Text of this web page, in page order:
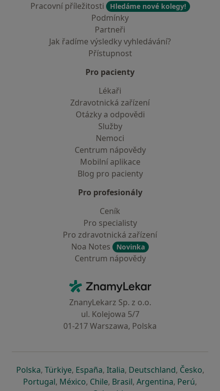
Pracovní příležitosti
Hledáme nové kolegy!
Podmínky
Partneři
Jak řadíme výsledky vyhledávání?
Přístupnost
Pro pacienty
Lékaři
Zdravotnická zařízení
Otázky a odpovědi
Služby
Nemoci
Centrum nápovědy
Mobilní aplikace
Blog pro pacienty
Pro profesionály
Ceník
Pro specialisty
Pro zdravotnická zařízení
Noa Notes
Novinka
Centrum nápovědy
ZnamyLekar - Hlavní stránka
ZnanyLekarz Sp. z o.o.
ul. Kolejowa 5/7
01-217 Warszawa, Polska
Polskase otevře v nové záložce
, Türkiyese otevře v nové záložce
, Españase otevře v nové záložce
, Italiase otevře v nové záložce
, Deutschlandse otevře v
, Českose
,
Portugalse otevře v nové záložce
, Méxicose otevře v nové záložce
, Chilese otevře v nové záložce
, Brasilse otevře v nové
, Argentinase otevře v
, Perúse
,